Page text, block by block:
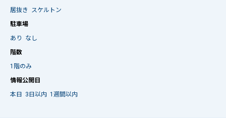
居抜き
スケルトン
駐車場
あり
なし
階数
1階のみ
情報公開日
本日
3日以内 1週間以内